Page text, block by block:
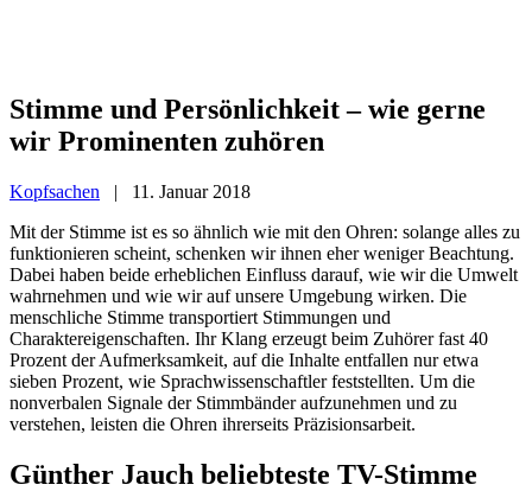
Stimme und Persönlichkeit – wie gerne
wir Prominenten zuhören
Kopfsachen | 11. Januar 2018
Mit der Stimme ist es so ähnlich wie mit den Ohren: solange alles zu
funktionieren scheint, schenken wir ihnen eher weniger Beachtung.
Dabei haben beide erheblichen Einfluss darauf, wie wir die Umwelt
wahrnehmen und wie wir auf unsere Umgebung wirken. Die
menschliche Stimme transportiert Stimmungen und
Charaktereigenschaften. Ihr Klang erzeugt beim Zuhörer fast 40
Prozent der Aufmerksamkeit, auf die Inhalte entfallen nur etwa
sieben Prozent, wie Sprachwissenschaftler feststellten. Um die
nonverbalen Signale der Stimmbänder aufzunehmen und zu
verstehen, leisten die Ohren ihrerseits Präzisionsarbeit.
Günther Jauch beliebteste TV-Stimme